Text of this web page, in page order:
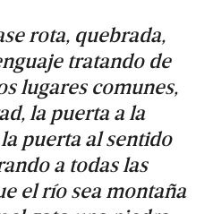
rota, quebrada,
tratando de
lugares comunes,
la puerta a la
puerta al sentido
a todas las
el río sea montaña